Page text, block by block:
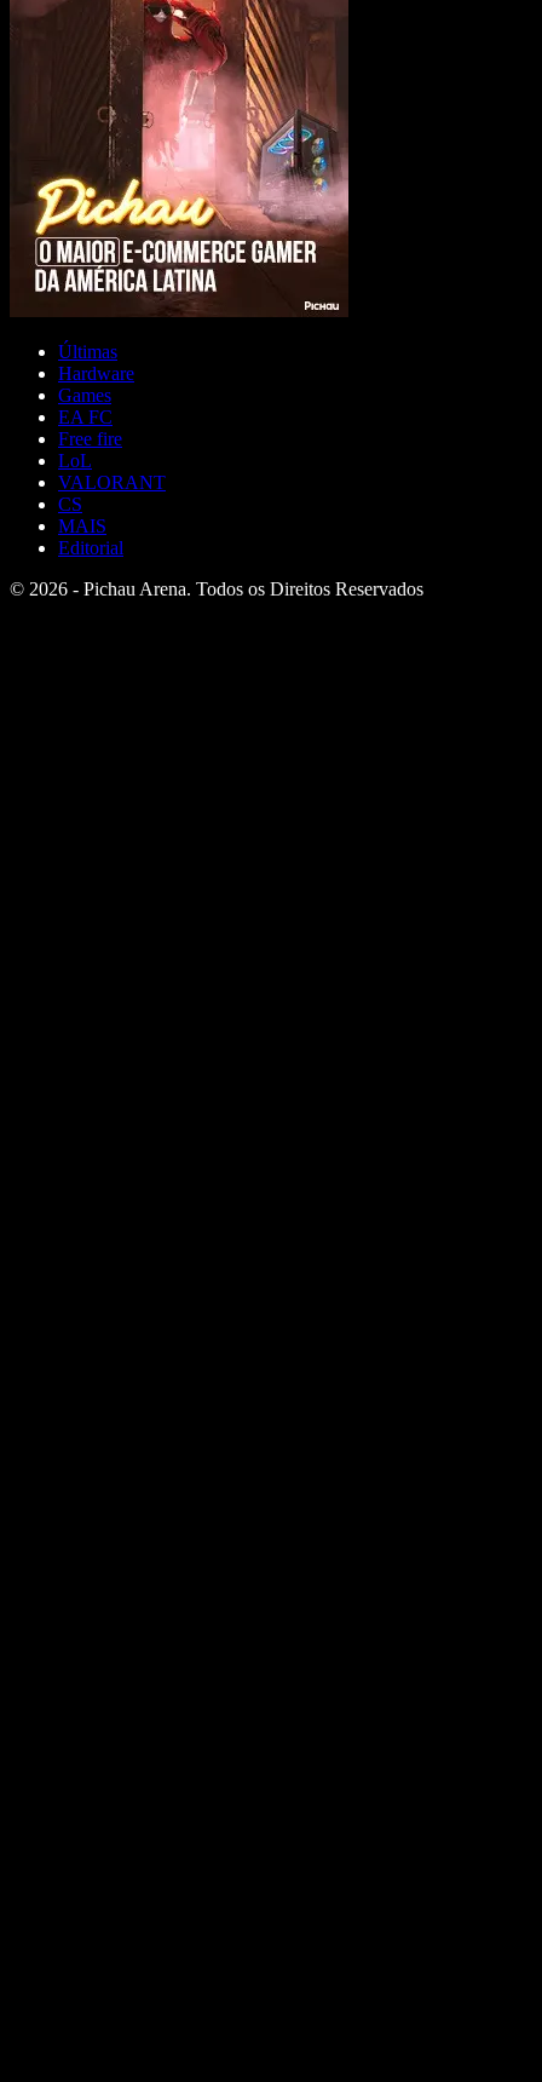
Últimas
Hardware
Games
EA FC
Free fire
LoL
VALORANT
CS
MAIS
Editorial
© 2026 - Pichau Arena. Todos os Direitos Reservados